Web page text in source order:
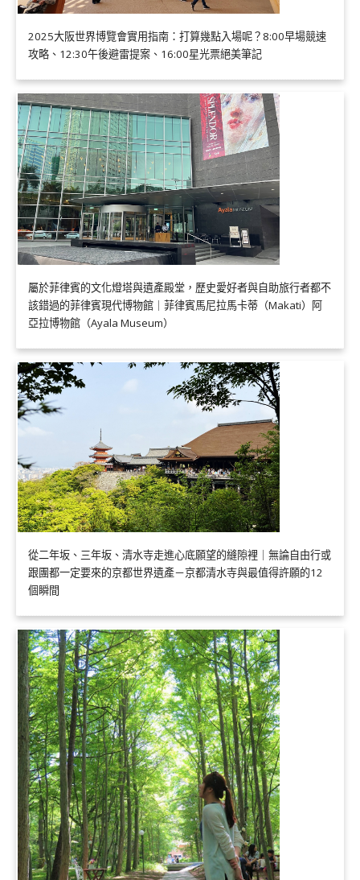
2025大阪世界博覽會實用指南：打算幾點入場呢？8:00早場競速
攻略、12:30午後避雷提案、16:00星光票絕美筆記
屬於菲律賓的文化燈塔與遺產殿堂，歷史愛好者與自助旅行者都不
該錯過的菲律賓現代博物館｜菲律賓馬尼拉馬卡蒂（Makati）阿
亞拉博物館（Ayala Museum）
從二年坂、三年坂、清水寺走進心底願望的縫隙裡｜無論自由行或
跟團都一定要來的京都世界遺產－京都清水寺與最值得許願的12
個瞬間